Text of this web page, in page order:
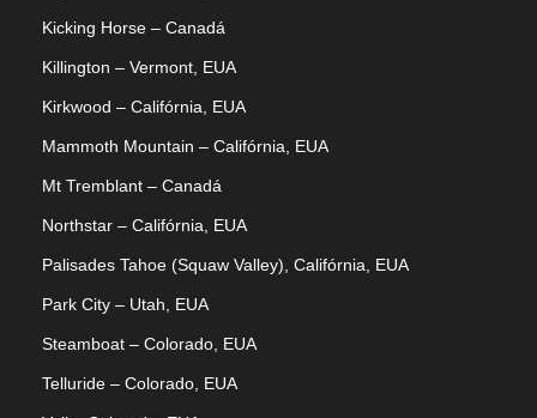
Kicking Horse – Canadá
Killington – Vermont, EUA
Kirkwood – Califórnia, EUA
Mammoth Mountain – Califórnia, EUA
Mt Tremblant – Canadá
Northstar – Califórnia, EUA
Palisades Tahoe (Squaw Valley), Califórnia, EUA
Park City – Utah, EUA
Steamboat – Colorado, EUA
Telluride – Colorado, EUA